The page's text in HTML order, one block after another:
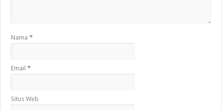
Nama*
Email*
Situs Web